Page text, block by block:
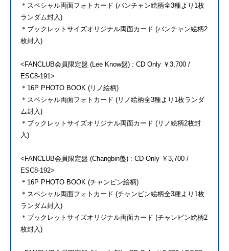
＊スペシャル両面フォトカード (バンチャン絵柄全3種より1枚
ランダム封入)
＊ブックレットサイズオリジナル両面カード (バンチャン絵柄2
枚封入)
<FANCLUB会員限定盤 (Lee Know盤) : CD Only ￥3,700 /
ESC8-191>
＊16P PHOTO BOOK (リノ絵柄)
＊スペシャル両面フォトカード (リノ絵柄全3種より1枚ランダ
ム封入)
＊ブックレットサイズオリジナル両面カード (リノ絵柄2枚封
入)
<FANCLUB会員限定盤 (Changbin盤) : CD Only ￥3,700 /
ESC8-192>
＊16P PHOTO BOOK (チャンビン絵柄)
＊スペシャル両面フォトカード (チャンビン絵柄全3種より1枚
ランダム封入)
＊ブックレットサイズオリジナル両面カード (チャンビン絵柄2
枚封入)